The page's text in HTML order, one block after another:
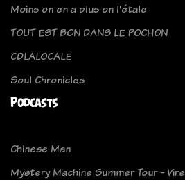
Moins on en a plus on l'étale
TOUT EST BON DANS LE POCHON
CDLALOCALE
Soul Chronicles
Podcasts
Chinese Man
Mystery Machine Summer Tour - Vire